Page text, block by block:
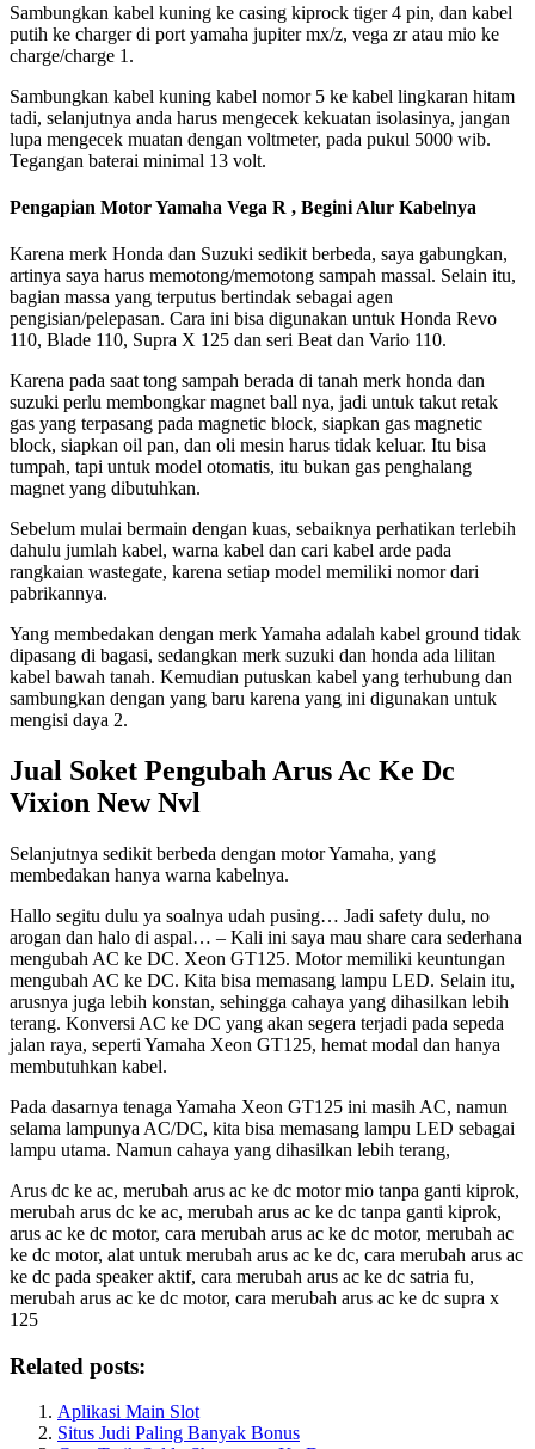
Sambungkan kabel kuning ke casing kiprock tiger 4 pin, dan kabel
putih ke charger di port yamaha jupiter mx/z, vega zr atau mio ke
charge/charge 1.
Sambungkan kabel kuning kabel nomor 5 ke kabel lingkaran hitam
tadi, selanjutnya anda harus mengecek kekuatan isolasinya, jangan
lupa mengecek muatan dengan voltmeter, pada pukul 5000 wib.
Tegangan baterai minimal 13 volt.
Pengapian Motor Yamaha Vega R , Begini Alur Kabelnya
Karena merk Honda dan Suzuki sedikit berbeda, saya gabungkan,
artinya saya harus memotong/memotong sampah massal. Selain itu,
bagian massa yang terputus bertindak sebagai agen
pengisian/pelepasan. Cara ini bisa digunakan untuk Honda Revo
110, Blade 110, Supra X 125 dan seri Beat dan Vario 110.
Karena pada saat tong sampah berada di tanah merk honda dan
suzuki perlu membongkar magnet ball nya, jadi untuk takut retak
gas yang terpasang pada magnetic block, siapkan gas magnetic
block, siapkan oil pan, dan oli mesin harus tidak keluar. Itu bisa
tumpah, tapi untuk model otomatis, itu bukan gas penghalang
magnet yang dibutuhkan.
Sebelum mulai bermain dengan kuas, sebaiknya perhatikan terlebih
dahulu jumlah kabel, warna kabel dan cari kabel arde pada
rangkaian wastegate, karena setiap model memiliki nomor dari
pabrikannya.
Yang membedakan dengan merk Yamaha adalah kabel ground tidak
dipasang di bagasi, sedangkan merk suzuki dan honda ada lilitan
kabel bawah tanah. Kemudian putuskan kabel yang terhubung dan
sambungkan dengan yang baru karena yang ini digunakan untuk
mengisi daya 2.
Jual Soket Pengubah Arus Ac Ke Dc
Vixion New Nvl
Selanjutnya sedikit berbeda dengan motor Yamaha, yang
membedakan hanya warna kabelnya.
Hallo segitu dulu ya soalnya udah pusing… Jadi safety dulu, no
arogan dan halo di aspal… – Kali ini saya mau share cara sederhana
mengubah AC ke DC. Xeon GT125. Motor memiliki keuntungan
mengubah AC ke DC. Kita bisa memasang lampu LED. Selain itu,
arusnya juga lebih konstan, sehingga cahaya yang dihasilkan lebih
terang. Konversi AC ke DC yang akan segera terjadi pada sepeda
jalan raya, seperti Yamaha Xeon GT125, hemat modal dan hanya
membutuhkan kabel.
Pada dasarnya tenaga Yamaha Xeon GT125 ini masih AC, namun
selama lampunya AC/DC, kita bisa memasang lampu LED sebagai
lampu utama. Namun cahaya yang dihasilkan lebih terang,
Arus dc ke ac, merubah arus ac ke dc motor mio tanpa ganti kiprok,
merubah arus dc ke ac, merubah arus ac ke dc tanpa ganti kiprok,
arus ac ke dc motor, cara merubah arus ac ke dc motor, merubah ac
ke dc motor, alat untuk merubah arus ac ke dc, cara merubah arus ac
ke dc pada speaker aktif, cara merubah arus ac ke dc satria fu,
merubah arus ac ke dc motor, cara merubah arus ac ke dc supra x
125
Related posts:
Aplikasi Main Slot
Situs Judi Paling Banyak Bonus